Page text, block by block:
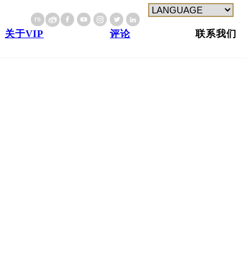
关于VIP 评论 联系我们